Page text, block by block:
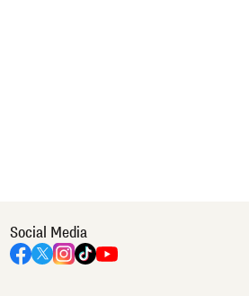
Social Media